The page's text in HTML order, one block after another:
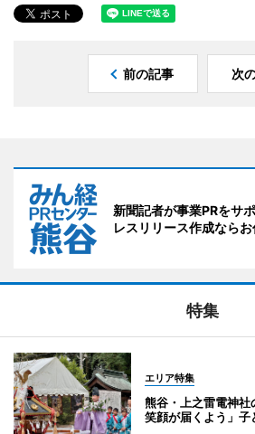
前の記事 次
新聞記者が事業PRをサ
レスリリース作成ならお
特集
エリア特集
熊谷・上之雷電神
笑顔が届くよう」子